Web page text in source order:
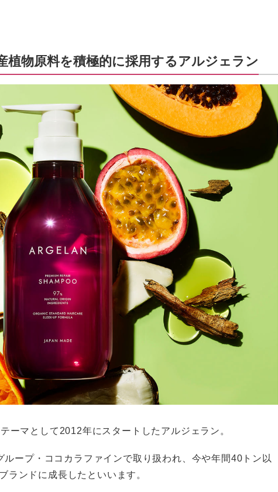
植物原料を積極的に採用するアルジェラン
ーマとして2012年にスタートしたアルジェラン。
ープ・ココカラファインで取り扱われ、今や年間40トン以
ンドに成長したといいます。